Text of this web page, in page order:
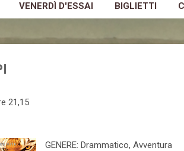
VENERDÌ D'ESSAI BIGLIETTI
21,15
GENERE: Drammatico, Avventura